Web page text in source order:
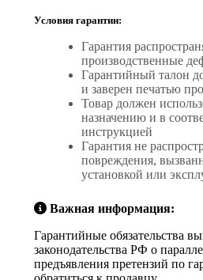
Условия гарантии:
Гарантия
производственные
Гарантийный талон
и заверен печатью
Товар должен
назначению и в
инструкцией
Гарантия не
повреждения,
установкой или
Важная информация:
Гарантийные обязательства
законодательства РФ о
предъявления претензий по